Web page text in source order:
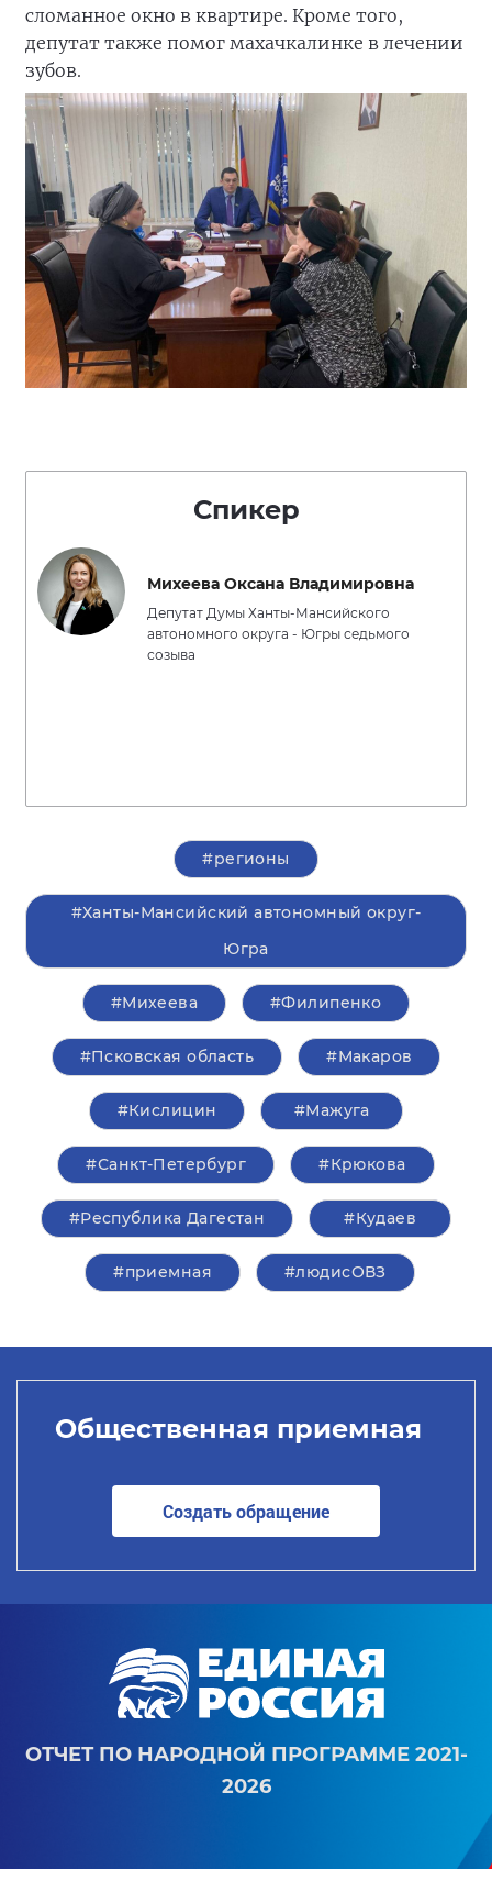
сломанное окно в квартире. Кроме того,
депутат также помог махачкалинке в лечении
зубов.
Спикер
Михеева Оксана Владимировна
Депутат Думы Ханты-Мансийского
автономного округа - Югры седьмого
созыва
#регионы
#Ханты-Мансийский автономный округ-
Югра
#Михеева #Филипенко
#Псковская область #Макаров
#Кислицин #Мажуга
#Санкт-Петербург #Крюкова
#Республика Дагестан #Кудаев
#приемная #людисОВЗ
Общественная приемная
Создать обращение
ОТЧЕТ ПО НАРОДНОЙ ПРОГРАММЕ 2021-
2026